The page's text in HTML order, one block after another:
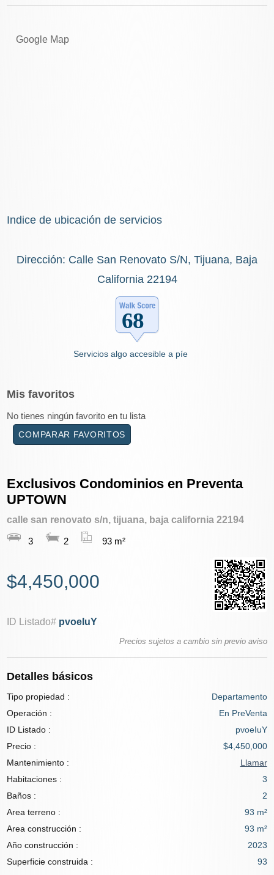
Google Map
Indice de ubicación de servicios
Dirección: Calle San Renovato S/N, Tijuana, Baja
California 22194
Servicios algo accesible a píe
Mis favoritos
No tienes ningún favorito en tu lista
COMPARAR FAVORITOS
Exclusivos Condominios en Preventa
UPTOWN
calle san renovato s/n, tijuana, baja california 22194
3 2 93 m²
$4,450,000
ID Listado# pvoeIuY
Precios sujetos a cambio sin previo aviso
Detalles básicos
Tipo propiedad :
Departamento
Operación :
En PreVenta
ID Listado :
pvoeIuY
Precio :
$4,450,000
Mantenimiento :
Llamar
Habitaciones :
3
Baños :
2
Area terreno :
93 m²
Area construcción :
93 m²
Año construcción :
2023
Superficie construida :
93